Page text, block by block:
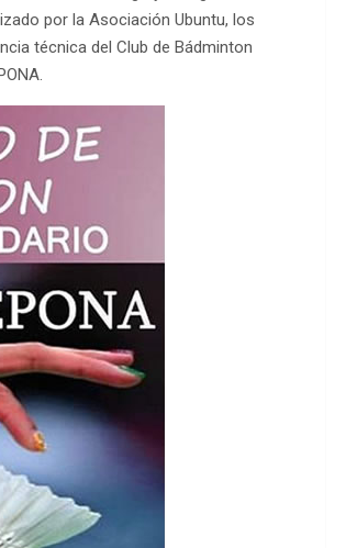
por la Asociación Ubuntu, los
técnica del Club de Bádminton